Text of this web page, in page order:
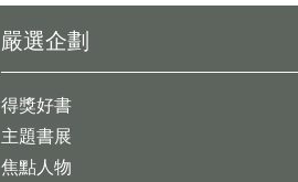
嚴選企劃
得獎好書
主題書展
焦點人物